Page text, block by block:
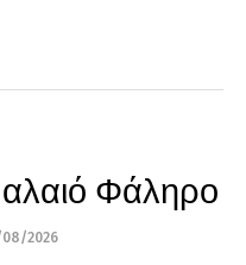
Φάληρο
2026